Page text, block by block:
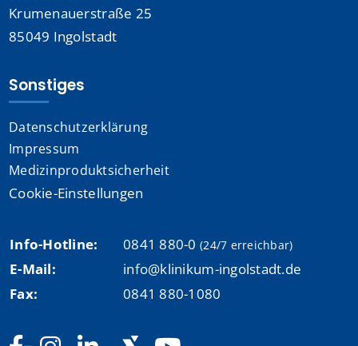
Krumenauerstraße 25
85049 Ingolstadt
Sonstiges
Datenschutzerklärung
Impressum
Medizinproduktsicherheit
Cookie-Einstellungen
Info-Hotline: 0841 880-0 (24/7 erreichbar)
E-Mail:
info@klinikum-ingolstadt.de
Fax:
0841 880-1080